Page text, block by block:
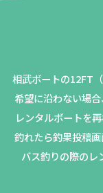
相武ボートの12FT
希望に沿わない場
レンタルボートを
釣れたら釣果投稿
バス釣りの際のレ